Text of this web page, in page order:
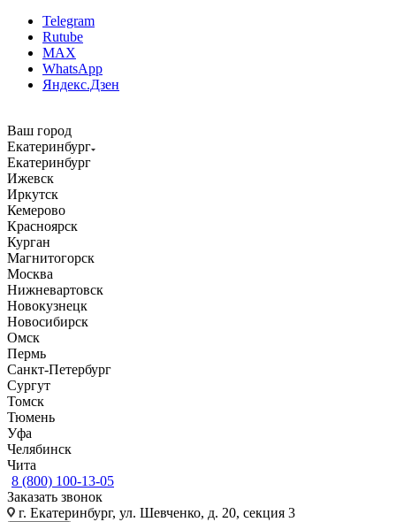
Telegram
Rutube
MAX
WhatsApp
Яндекс.Дзен
Ваш город
Екатеринбург
Екатеринбург
Ижевск
Иркутск
Кемерово
Красноярск
Курган
Магнитогорск
Москва
Нижневартовск
Новокузнецк
Новосибирск
Омск
Пермь
Санкт-Петербург
Сургут
Томск
Тюмень
Уфа
Челябинск
Чита
8 (800) 100-13-05
Заказать звонок
г. Екатеринбург, ул. Шевченко, д. 20, секция 3